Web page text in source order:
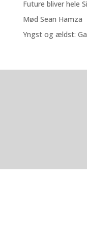
Future bliver hele
Mød Sean Hamza
Yngst og ældst: